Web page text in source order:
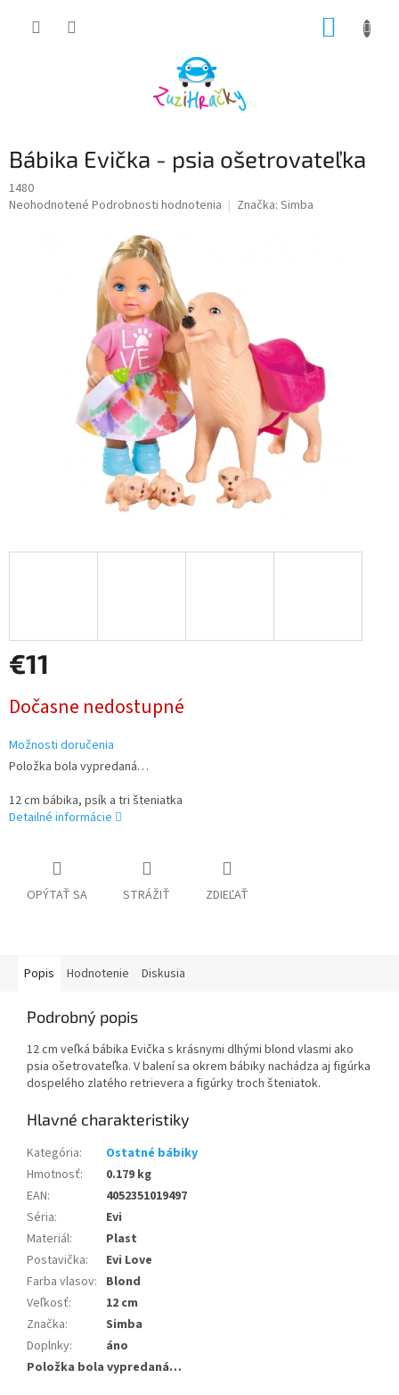
Bábika Evička - psia ošetrovateľka
1480
Priemerné
Neohodnotené Podrobnosti hodnotenia Značka: Simba
€11
cena:
Dočasne nedostupné
Možnosti doručenia
Položka bola vypredaná…
12 cm bábika, psík a tri šteniatka
Detailné informácie
OPÝTAŤ SA STRÁŽIŤ ZDIEĽAŤ
Popis Hodnotenie Diskusia
Podrobný popis
12 cm veľká bábika Evička s krásnymi dlhými blond vlasmi ako
psia ošetrovateľka. V balení sa okrem bábiky nachádza aj figúrka
dospelého zlatého retrievera a figúrky troch šteniatok.
Kategória:
Ostatné bábiky
Hmotnosť:
0.179 kg
EAN:
4052351019497
Séria:
Evi
Materiál:
Plast
Postavička:
Evi Love
Farba vlasov: Blond
Veľkosť:
12 cm
Značka:
Simba
Doplnky:
áno
Položka bola vypredaná…